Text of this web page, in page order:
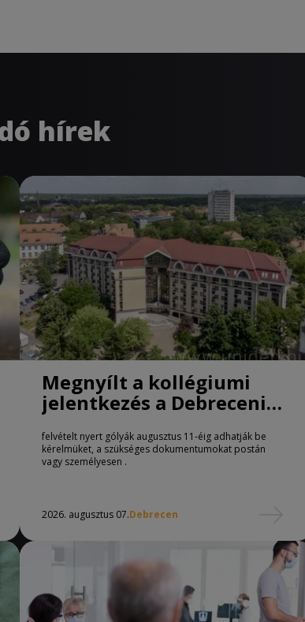
hírek
Megnyílt a kollégiumi
jelentkezés a Debreceni
Egyetemen
felvételt nyert gólyák augusztus 11-éig adhatják be
kérelmüket, a szükséges dokumentumokat postán
vagy személyesen .
2026. augusztus 07.Debrecen